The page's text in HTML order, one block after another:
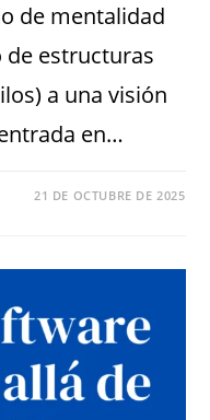
de mentalidad
estructuras
a una visión
en…
21 DE OCTUBRE DE 2025